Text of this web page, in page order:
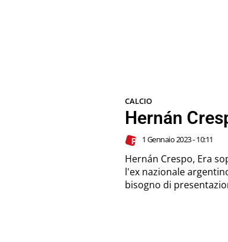
CALCIO
Hernán
1 Gennaio 2023 - 10:11
Hernán Crespo, Era
l'ex nazionale